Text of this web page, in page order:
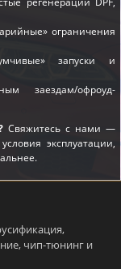
ограничения
запуски и
заездам/офроуд-
Свяжитесь с нами —
эксплуатации,
чип-тюнинг и